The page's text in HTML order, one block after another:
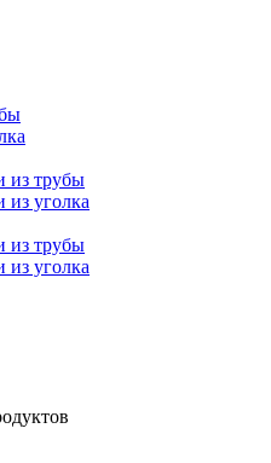
из трубы
из уголка
из трубы
уголка